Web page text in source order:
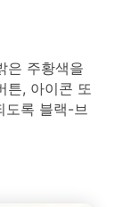
은 주황색을
튼, 아이콘 또
도록 블랙-브